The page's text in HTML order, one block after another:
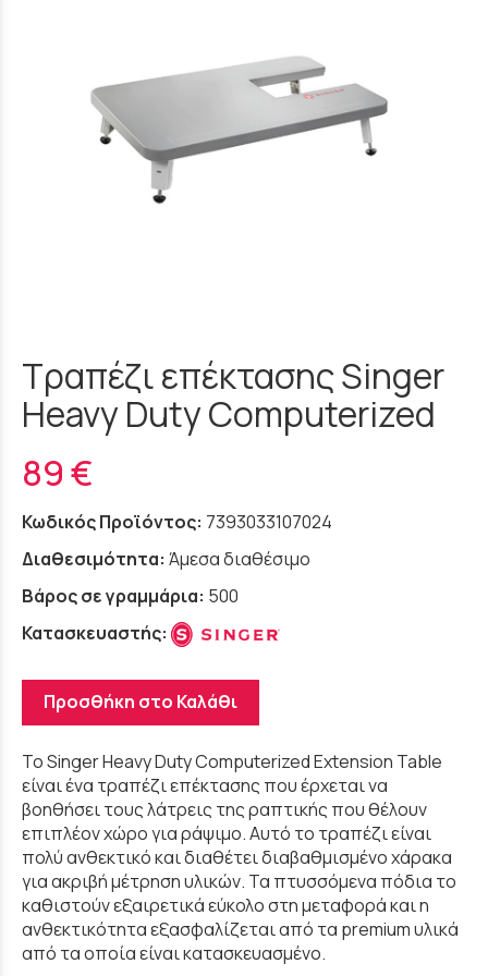
Τραπέζι επέκτασης Singer
Heavy Duty Computerized
89 €
Κωδικός Προϊόντος: 7393033107024
Διαθεσιμότητα: Άμεσα διαθέσιμο
Βάρος σε γραμμάρια: 500
Κατασκευαστής:
Προσθήκη στο Καλάθι
Το Singer Heavy Duty Computerized Extension Table
είναι ένα τραπέζι επέκτασης που έρχεται να
βοηθήσει τους λάτρεις της ραπτικής που θέλουν
επιπλέον χώρο για ράψιμο. Αυτό το τραπέζι είναι
πολύ ανθεκτικό και διαθέτει διαβαθμισμένο χάρακα
για ακριβή μέτρηση υλικών. Τα πτυσσόμενα πόδια το
καθιστούν εξαιρετικά εύκολο στη μεταφορά και η
ανθεκτικότητα εξασφαλίζεται από τα premium υλικά
από τα οποία είναι κατασκευασμένο.